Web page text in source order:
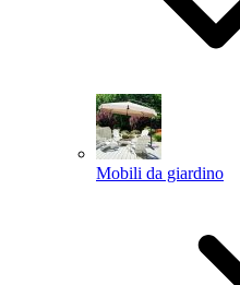
Mobili da giardino